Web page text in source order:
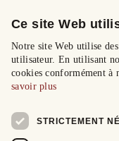
Ce site Web
Notre site Web utilise
utilisateur. En utilisant
cookies conformément
savoir plus
STRICTEMENT